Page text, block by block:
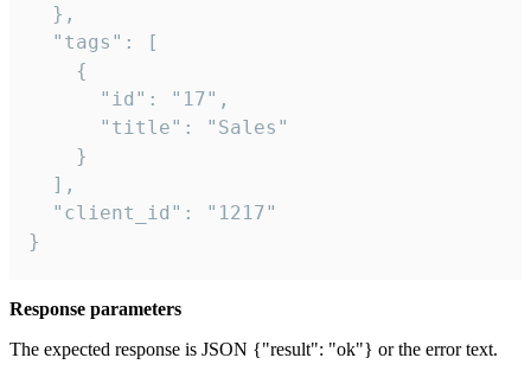
  },
  "tags": [
    {
      "id": "17",
      "title": "Sales"
    }
  ],
  "client_id": "1217"
}
Response parameters
The expected response is JSON {"result": "ok"} or the error text.